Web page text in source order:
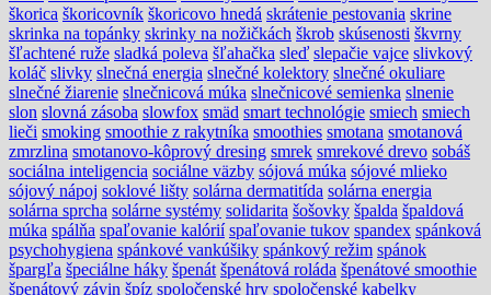
škorica škoricovník škoricovo hnedá skrátenie pestovania skrine
skrinka na topánky skrinky na nožičkách škrob skúsenosti škvrny
šľachtené ruže sladká poleva šľahačka sleď slepačie vajce slivkový
koláč slivky slnečná energia slnečné kolektory slnečné okuliare
slnečné žiarenie slnečnicová múka slnečnicové semienka slnenie
slon slovná zásoba slowfox smäd smart technológie smiech smiech
lieči smoking smoothie z rakytníka smoothies smotana smotanová
zmrzlina smotanovo-kôprový dresing smrek smrekové drevo sobáš
sociálna inteligencia sociálne väzby sójová múka sójové mlieko
sójový nápoj soklové lišty solárna dermatitída solárna energia
solárna sprcha solárne systémy solidarita šošovky špalda špaldová
múka spálňa spaľovanie kalórií spaľovanie tukov spandex spánková
psychohygiena spánkové vankúšiky spánkový režim spánok
špargľa špeciálne háky špenát špenátová roláda špenátové smoothie
špenátový závin špíz spoločenské hry spoločenské kabelky